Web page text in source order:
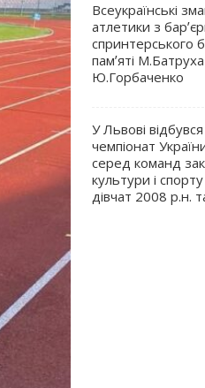
Всеукраїнські
атлетики з
спринтерського
памʼяті
Ю.Горбаченко
У Львові
чемпіонат
серед команд
культури і
дівчат 2008 р.н.